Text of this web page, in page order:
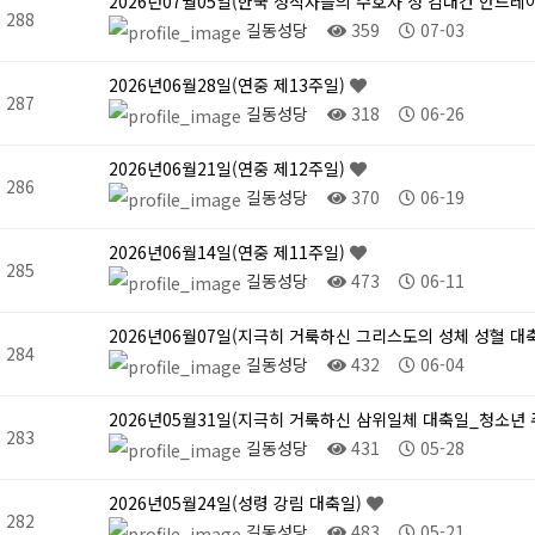
288
길동성당
359 07-03
287
2026년06월28일(연중 제13주일)
길동성당
318 06-26
286
2026년06월21일(연중 제12주일)
길동성당
370 06-19
285
2026년06월14일(연중 제11주일)
길동성당
473 06-11
284
2026년06월07일(지극히 거룩하신 그리스도의 성체 성혈 대
길동성당
432 06-04
283
2026년05월31일(지극히 거룩하신 삼위일체 대축일_청소년
길동성당
431 05-28
282
2026년05월24일(성령 강림 대축일)